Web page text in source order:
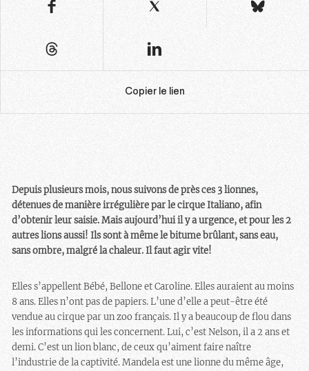
Copier le lien
Depuis plusieurs mois, nous suivons de près ces 3 lionnes,
détenues de manière irrégulière par le cirque Italiano, afin
d’obtenir leur saisie. Mais aujourd’hui il y a urgence, et pour les 2
autres lions aussi! Ils sont à même le bitume brûlant, sans eau,
sans ombre, malgré la chaleur. Il faut agir vite!
Elles s’appellent Bébé, Bellone et Caroline. Elles auraient au moins
8 ans. Elles n’ont pas de papiers. L’une d’elle a peut-être été
vendue au cirque par un zoo français. Il y a beaucoup de flou dans
les informations qui les concernent. Lui, c’est Nelson, il a 2 ans et
demi. C’est un lion blanc, de ceux qu’aiment faire naître
l’industrie de la captivité. Mandela est une lionne du même âge,